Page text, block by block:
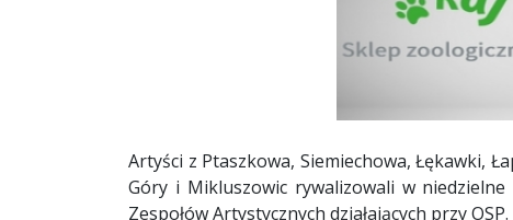
Artyści z Ptaszkowa, Siemiechowa, Łękawki,
Góry i Mikluszowic rywalizowali w niedzielne
Zespołów Artystycznych działających przy OSP.